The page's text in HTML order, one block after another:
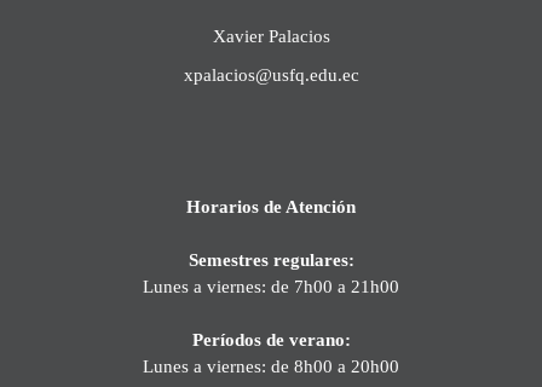
Xavier Palacios
xpalacios@usfq.edu.ec
Horarios de Atención
Semestres regulares:
Lunes a viernes: de 7h00 a 21h00
Períodos de verano:
Lunes a viernes: de 8h00 a 20h00